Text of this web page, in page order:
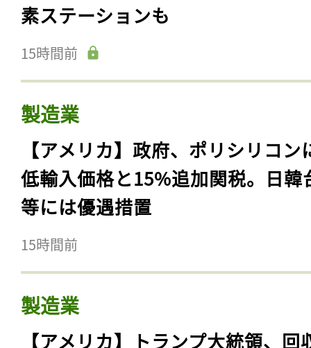
素ステーションも
15時間前
製造業
【アメリカ】政府、ポリシリコン
低輸入価格と15%追加関税。日韓
等には優遇措置
15時間前
製造業
【アメリカ】トランプ大統領、回